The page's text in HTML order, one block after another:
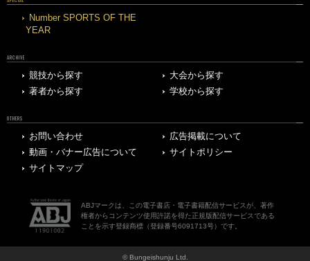
Number SPORTS OF THE
YEAR
ARCHIVE
競技から探す
大会から探す
著者から探す
学校から探す
OTHERS
お問い合わせ
広告掲載について
動画・バナー広告について
サイトポリシー
サイトマップ
ABJマークは、この電子書店・電子書籍配信サービスが、著作
権者からコンテンツ使用許諾を得た正規版配信サービスである
ことを示す登録商標（登録番号6091713号）です。
© Bungeishunju Ltd.